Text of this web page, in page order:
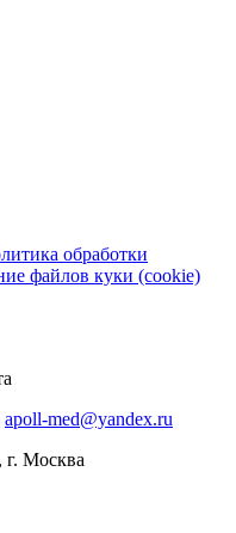
обработки
файлов куки (cookie)
apoll-med@yandex.ru
г. Москва